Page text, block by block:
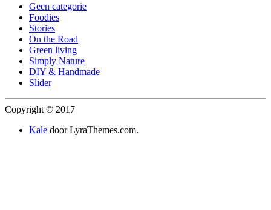
Geen categorie
Foodies
Stories
On the Road
Green living
Simply Nature
DIY & Handmade
Slider
Copyright © 2017
Kale door LyraThemes.com.